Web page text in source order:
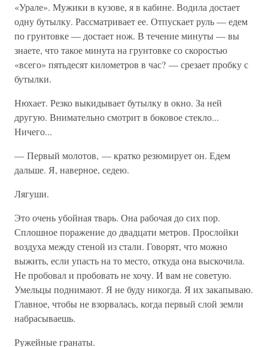
«Урале». Мужики в кузове, я в кабине. Водила достает
одну бутылку. Рассматривает ее. Отпускает руль — едем
по грунтовке — достает нож. В течение минуты — вы
знаете, что такое минута на грунтовке со скоростью
«всего» пятьдесят километров в час? — срезает пробку с
бутылки.
Нюхает. Резко выкидывает бутылку в окно. За ней
другую. Внимательно смотрит в боковое стекло...
Ничего...
— Первый молотов, — кратко резюмирует он. Едем
дальше. Я, наверное, седею.
Лягуши.
Это очень убойная тварь. Она рабочая до сих пор.
Сплошное поражение до двадцати метров. Прослойки
воздуха между стеной из стали. Говорят, что можно
выжить, если упасть на то место, откуда она выскочила.
Не пробовал и пробовать не хочу. И вам не советую.
Умельцы поднимают. Я не буду никогда. Я их закапываю.
Главное, чтобы не взорвалась, когда первый слой земли
набрасываешь.
Ружейные гранаты.